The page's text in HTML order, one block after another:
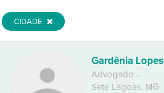
CIDADE
Gardênia Lopes
Advogado -
Sete Lagoas, MG